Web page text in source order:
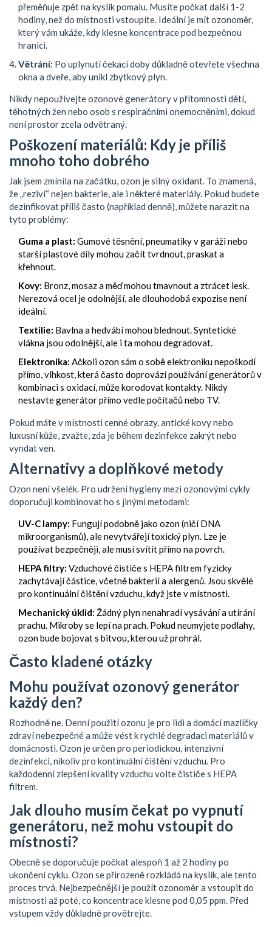
přeměňuje zpět na kyslík pomalu. Musíte počkat další 1-2
hodiny, než do místnosti vstoupíte. Ideální je mít ozonoměr,
který vám ukáže, kdy klesne koncentrace pod bezpečnou
hranici.
Větrání: Po uplynutí čekací doby důkladně otevřete všechna
okna a dveře, aby unikl zbytkový plyn.
Nikdy nepoužívejte ozonové generátory v přítomnosti dětí,
těhotných žen nebo osob s respiračními onemocněními, dokud
není prostor zcela odvětraný.
Poškození materiálů: Kdy je příliš
mnoho toho dobrého
Jak jsem zmínila na začátku, ozon je silný oxidant. To znamená,
že „reziví“ nejen bakterie, ale i některé materiály. Pokud budete
dezinfikovat příliš často (například denně), můžete narazit na
tyto problémy:
Guma a plast: Gumové těsnění, pneumatiky v garáži nebo
starší plastové díly mohou začít tvrdnout, praskat a
křehnout.
Kovy: Bronz, mosaz a měď mohou tmavnout a ztrácet lesk.
Nerezová ocel je odolnější, ale dlouhodobá expozise není
ideální.
Textilie: Bavlna a hedvábí mohou blednout. Syntetické
vlákna jsou odolnější, ale i ta mohou degradovat.
Elektronika: Ačkoli ozon sám o sobě elektroniku nepoškodí
přímo, vlhkost, která často doprovází používání generátorů v
kombinaci s oxidací, může korodovat kontakty. Nikdy
nestavte generátor přímo vedle počítačů nebo TV.
Pokud máte v místnosti cenné obrazy, antické kovy nebo
luxusní kůže, zvažte, zda je během dezinfekce zakrýt nebo
vyndat ven.
Alternativy a doplňkové metody
Ozon není všelék. Pro udržení hygieny mezi ozonovými cykly
doporučuji kombinovat ho s jinými metodami:
UV-C lampy: Fungují podobně jako ozon (ničí DNA
mikroorganismů), ale nevytvářejí toxický plyn. Lze je
používat bezpečněji, ale musí svítit přímo na povrch.
HEPA filtry: Vzduchové čističe s HEPA filtrem fyzicky
zachytávají částice, včetně bakterií a alergenů. Jsou skvělé
pro kontinuální čištění vzduchu, když jste v místnosti.
Mechanický úklid: Žádný plyn nenahradí vysávání a utírání
prachu. Mikroby se lepí na prach. Pokud neumyjete podlahy,
ozon bude bojovat s bitvou, kterou už prohrál.
Často kladené otázky
Mohu používat ozonový generátor
každý den?
Rozhodně ne. Denní použití ozonu je pro lidi a domácí mazlíčky
zdraví nebezpečné a může vést k rychlé degradaci materiálů v
domácnosti. Ozon je určen pro periodickou, intenzivní
dezinfekci, nikoliv pro kontinuální čištění vzduchu. Pro
každodenní zlepšení kvality vzduchu volte čističe s HEPA
filtrem.
Jak dlouho musím čekat po vypnutí
generátoru, než mohu vstoupit do
místnosti?
Obecně se doporučuje počkat alespoň 1 až 2 hodiny po
ukončení cyklu. Ozon se přirozeně rozkládá na kyslík, ale tento
proces trvá. Nejbezpečnější je použít ozonoměr a vstoupit do
místnosti až poté, co koncentrace klesne pod 0,05 ppm. Před
vstupem vždy důkladně provětrejte.